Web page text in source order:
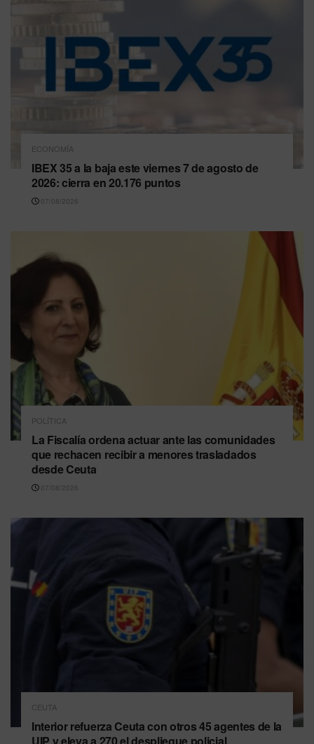
ECONOMÍA
IBEX 35 a la baja este viernes 7 de agosto de
2026: cierra en 20.176 puntos
07/08/2026
POLÍTICA
La Fiscalía ordena actuar ante las comunidades
que rechacen recibir a menores trasladados
desde Ceuta
07/08/2026
CEUTA
Interior refuerza Ceuta con otros 45 agentes de la
UIP y eleva a 270 el despliegue policial